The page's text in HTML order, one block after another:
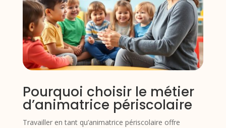
Pourquoi choisir le métier
d’animatrice périscolaire
Travailler en tant qu’animatrice périscolaire offre